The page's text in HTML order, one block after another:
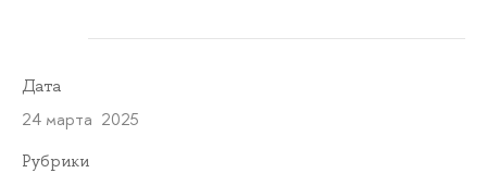
Дата
24 марта 2025
Рубрики